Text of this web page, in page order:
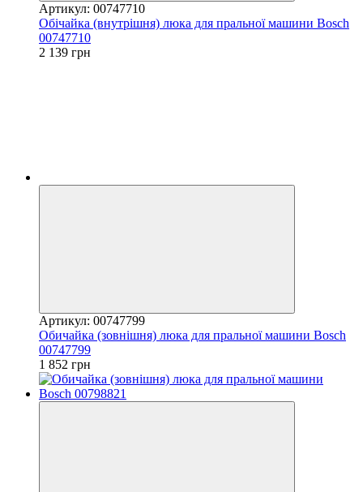
Артикул: 00747710
Обічайка (внутрішня) люка для пральної машини Bosch
00747710
2 139 грн
Артикул: 00747799
Обичайка (зовнішня) люка для пральної машини Bosch
00747799
1 852 грн